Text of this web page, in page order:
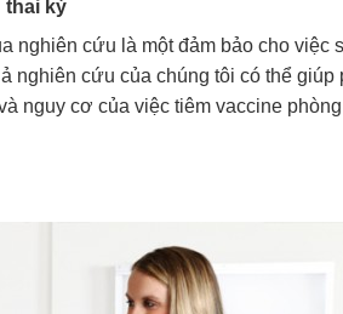
thai kỳ
nghiên cứu là một đảm bảo cho việc
nghiên cứu của chúng tôi có thể giúp
nguy cơ của việc tiêm vaccine